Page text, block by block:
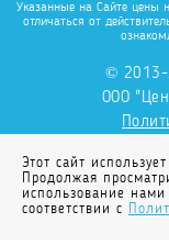
Указанные на Сайте цены
отличаться от
© 2013-
ООО
Этот сайт
Продолжая
использование
соответствии с